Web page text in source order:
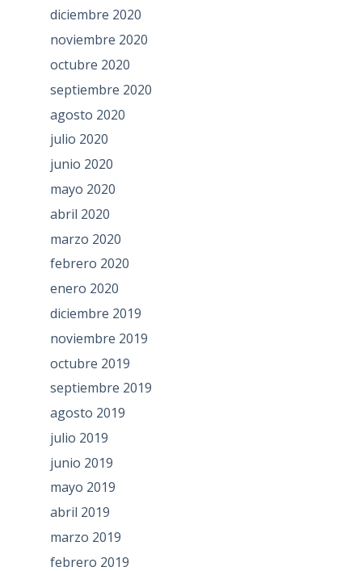
diciembre 2020
noviembre 2020
octubre 2020
septiembre 2020
agosto 2020
julio 2020
junio 2020
mayo 2020
abril 2020
marzo 2020
febrero 2020
enero 2020
diciembre 2019
noviembre 2019
octubre 2019
septiembre 2019
agosto 2019
julio 2019
junio 2019
mayo 2019
abril 2019
marzo 2019
febrero 2019